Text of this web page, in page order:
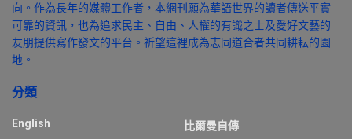
向。作為長年的媒體工作者，本網刊願為華語世界的讀者傳送平實
可靠的資訊，也為追求民主、自由、人權的有識之士及愛好文藝的
友朋提供寫作發文的平台。祈望這裡成為志同道合者共同耕耘的園
地。
分類
English
比爾曼自傳